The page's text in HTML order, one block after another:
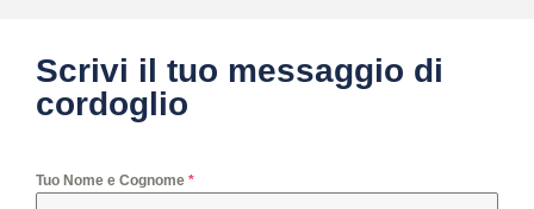
Scrivi il tuo messaggio di
cordoglio
Tuo Nome e Cognome *